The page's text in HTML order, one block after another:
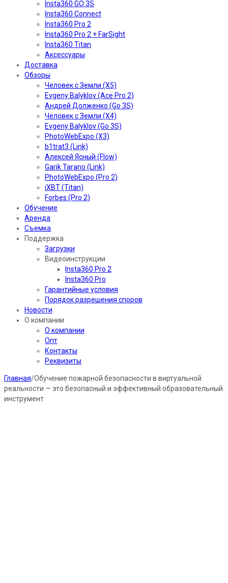
Insta360 GO 3S
Insta360 Connect
Insta360 Pro 2
Insta360 Pro 2 + FarSight
Insta360 Titan
Аксессуары
Доставка
Обзоры
Человек с Земли (X5)
Evgeny Balyklov (Ace Pro 2)
Андрей Долженко (Go 3S)
Человек с Земли (X4)
Evgeny Balyklov (Go 3S)
PhotoWebExpo (X3)
b1trat3 (Link)
Алексей Ясный (Flow)
Garik Tarano (Link)
PhotoWebExpo (Pro 2)
iXBT (Titan)
Forbes (Pro 2)
Обучение
Аренда
Съемка
Поддержка
Загрузки
Видеоинструкции
Insta360 Pro 2
Insta360 Pro
Гарантийные условия
Порядок разрешения споров
Новости
О компании
О компании
Опт
Контакты
Реквизиты
Главная/Обучение пожарной безопасности в виртуальной
реальности — это безопасный и эффективный образовательный
инструмент